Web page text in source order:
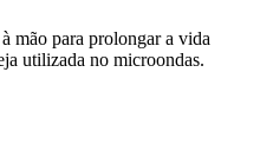
mão para prolongar a vida
utilizada no microondas.